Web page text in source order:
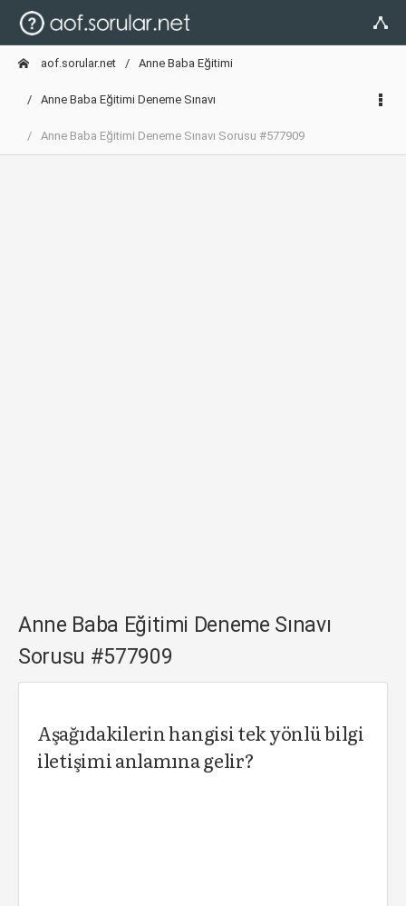
aof.sorular.net Anne Baba Eğitimi
Anne Baba Eğitimi Deneme Sınavı
Anne Baba Eğitimi Deneme Sınavı Sorusu #577909
Anne Baba Eğitimi Deneme Sınavı
Sorusu #577909
Aşağıdakilerin hangisi tek yönlü bilgi
iletişimi anlamına gelir?